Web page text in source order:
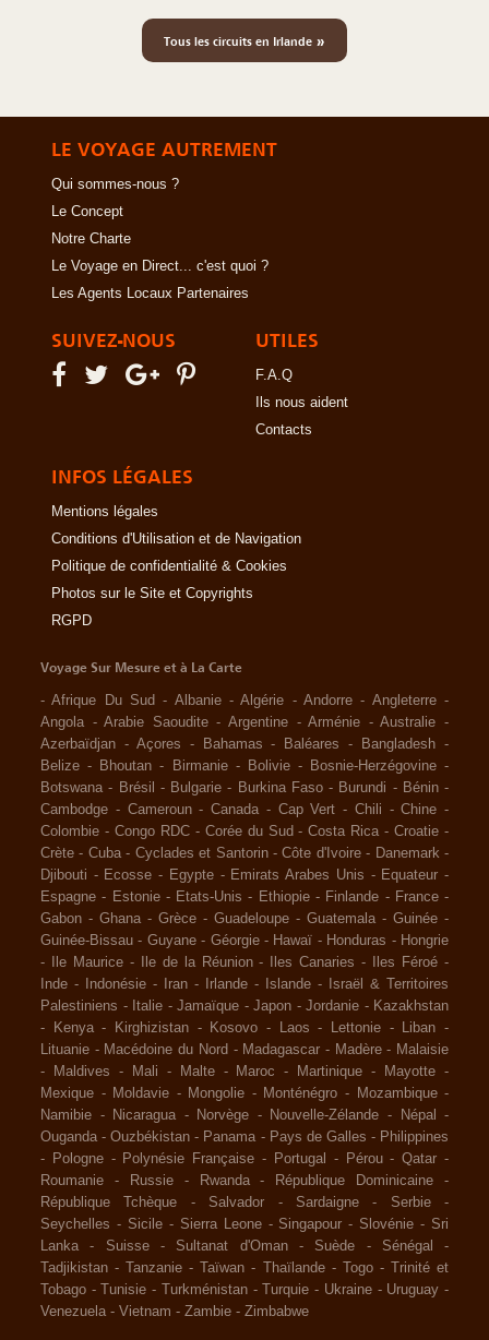
Tous les circuits en Irlande »
LE VOYAGE AUTREMENT
Qui sommes-nous ?
Le Concept
Notre Charte
Le Voyage en Direct... c'est quoi ?
Les Agents Locaux Partenaires
SUIVEZ-NOUS UTILES
F.A.Q
Ils nous aident
Contacts
INFOS LÉGALES
Mentions légales
Conditions d'Utilisation et de Navigation
Politique de confidentialité & Cookies
Photos sur le Site et Copyrights
RGPD
Voyage Sur Mesure et à La Carte
-Afrique Du Sud - Albanie -Algérie -Andorre - Angleterre -
Angola -Arabie Saoudite -Argentine -Arménie -Australie -
Azerbaïdjan - Açores - Bahamas - Baléares - Bangladesh -
Belize - Bhoutan - Birmanie - Bolivie - Bosnie-Herzégovine -
Botswana - Brésil - Bulgarie - Burkina Faso - Burundi - Bénin -
Cambodge - Cameroun - Canada - Cap Vert - Chili -Chine -
Colombie - Congo RDC - Corée du Sud -Costa Rica -Croatie -
Crète - Cuba - Cyclades et Santorin -Côte d'Ivoire - Danemark -
Djibouti - Ecosse - Egypte - Emirats Arabes Unis - Equateur -
Espagne - Estonie - Etats-Unis - Ethiopie - Finlande - France -
Gabon - Ghana - Grèce - Guadeloupe - Guatemala - Guinée -
Guinée-Bissau - Guyane - Géorgie - Hawaï - Honduras - Hongrie
-
Ile Maurice - Ile de la Réunion - Iles Canaries - Iles Féroé -
Inde - Indonésie - Iran - Irlande - Islande -
Israël & Territoires
Palestiniens - Italie - Jamaïque - Japon - Jordanie - Kazakhstan
-
Kenya - Kirghizistan - Kosovo - Laos - Lettonie - Liban -
Lituanie - Macédoine du Nord - Madagascar - Madère - Malaisie
-
Maldives - Mali - Malte - Maroc - Martinique - Mayotte -
Mexique - Moldavie - Mongolie - Monténégro - Mozambique -
Namibie - Nicaragua - Norvège - Nouvelle-Zélande - Népal
-
Ouganda -Ouzbékistan - Panama - Pays de Galles - Philippines
-
Pologne - Polynésie Française - Portugal - Pérou -Qatar -
Roumanie
- Russie - Rwanda - République Dominicaine
-
République Tchèque
- Salvador - Sardaigne - Serbie
-
Seychelles - Sicile - Sierra Leone - Singapour - Slovénie - Sri
Lanka
- Suisse - Sultanat d'Oman - Suède - Sénégal
-
Tadjikistan - Tanzanie - Taïwan - Thaïlande - Togo -
Trinité et
Tobago - Tunisie - Turkménistan - Turquie - Ukraine - Uruguay -
Venezuela - Vietnam - Zambie - Zimbabwe